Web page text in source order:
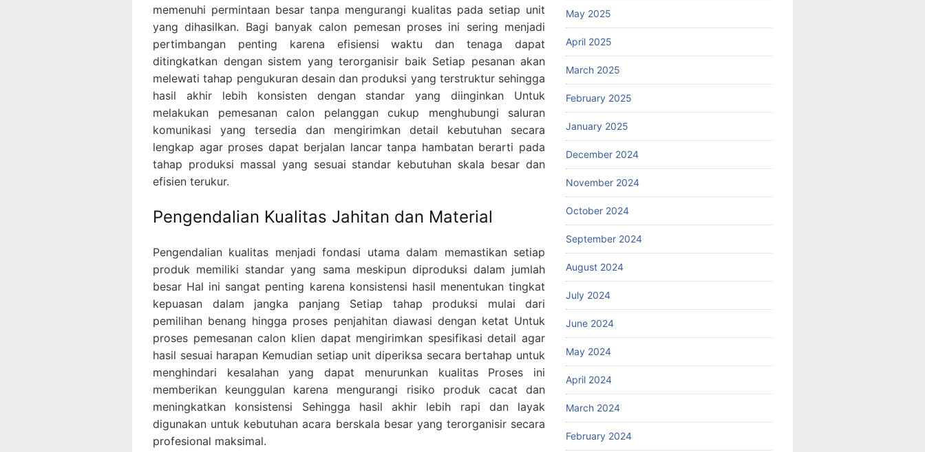
memenuhi permintaan besar tanpa mengurangi kualitas pada setiap unit
yang dihasilkan. Bagi banyak calon pemesan proses ini sering menjadi
pertimbangan penting karena efisiensi waktu dan tenaga dapat
ditingkatkan dengan sistem yang terorganisir baik Setiap pesanan akan
melewati tahap pengukuran desain dan produksi yang terstruktur sehingga
hasil akhir lebih konsisten dengan standar yang diinginkan Untuk
melakukan pemesanan calon pelanggan cukup menghubungi saluran
komunikasi yang tersedia dan mengirimkan detail kebutuhan secara
lengkap agar proses dapat berjalan lancar tanpa hambatan berarti pada
tahap produksi massal yang sesuai standar kebutuhan skala besar dan
efisien terukur.
Pengendalian Kualitas Jahitan dan Material
Pengendalian kualitas menjadi fondasi utama dalam memastikan setiap
produk memiliki standar yang sama meskipun diproduksi dalam jumlah
besar Hal ini sangat penting karena konsistensi hasil menentukan tingkat
kepuasan dalam jangka panjang Setiap tahap produksi mulai dari
pemilihan benang hingga proses penjahitan diawasi dengan ketat Untuk
proses pemesanan calon klien dapat mengirimkan spesifikasi detail agar
hasil sesuai harapan Kemudian setiap unit diperiksa secara bertahap untuk
menghindari kesalahan yang dapat menurunkan kualitas Proses ini
memberikan keunggulan karena mengurangi risiko produk cacat dan
meningkatkan konsistensi Sehingga hasil akhir lebih rapi dan layak
digunakan untuk kebutuhan acara berskala besar yang terorganisir secara
profesional maksimal.
May 2025
April 2025
March 2025
February 2025
January 2025
December 2024
November 2024
October 2024
September 2024
August 2024
July 2024
June 2024
May 2024
April 2024
March 2024
February 2024